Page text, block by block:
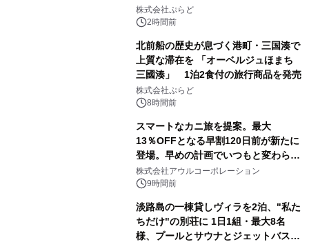
サウナも 「THE BOXY AWAJI」のお
得な素泊まり連泊プランで
株式会社ぷらど
2時間前
北前船の歴史が息づく港町・三国湊で
上質な滞在を 「オーベルジュほまち
三國湊」 1泊2食付の旅行商品を発売
株式会社ぷらど
8時間前
スマートなカニ旅を提案。最大
13％OFFとなる早割120日前が新たに
登場。早めの計画でいつもと変わらぬ
大人の冬旅を。ー夕日ヶ浦温泉「佳松
苑 別邸ふうか」ー
株式会社アウルコーポレーション
9時間前
淡路島の一棟貸しヴィラを2泊、"私た
ちだけ"の別荘に 1日1組・最大8名
様、プールとサウナとジェットバス付